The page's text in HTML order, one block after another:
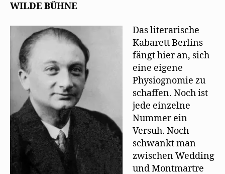
WILDE BÜHNE
Das literarische
Kabarett Berlins
fängt hier an, sich
eine eigene
Physiognomie zu
schaffen. Noch ist
jede einzelne
Nummer ein
Versuh. Noch
schwankt man
zwischen Wedding
und Montmartre